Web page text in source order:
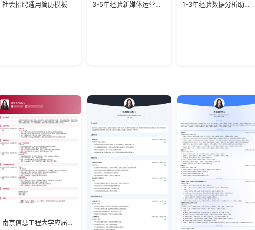
社会招聘通用简历模板 3-5年经验新媒体运营负责人简历模板 1-3年经验数据分析助理求职模板
南京信息工程大学应届生简历模板